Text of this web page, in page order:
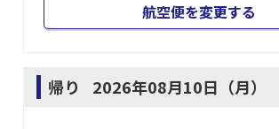
航空便を変更する
帰り 2026年08月10日（月）